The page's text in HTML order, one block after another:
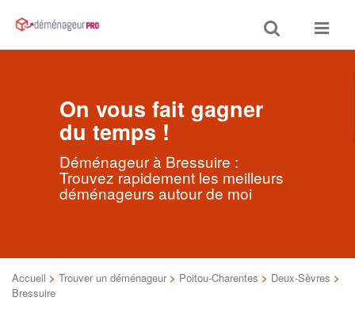
Toggle
search
Toggle
On vous fait gagner
du temps !
Déménageur à Bressuire :
Trouvez rapidement les meilleurs
déménageurs autour de moi
Accueil > Trouver un déménageur > Poitou-Charentes > Deux-Sèvres >
Bressuire